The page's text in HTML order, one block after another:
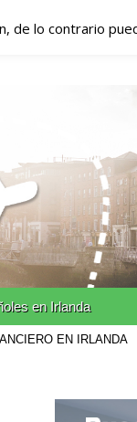
en Irlanda
EN IRLANDA
de lo contrario